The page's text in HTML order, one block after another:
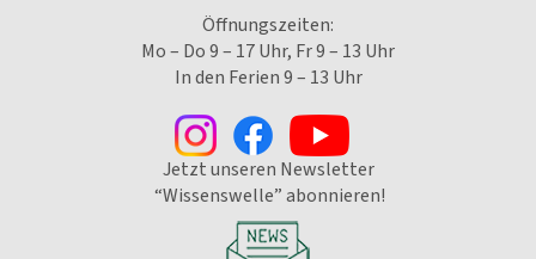
Öffnungszeiten:
Mo – Do 9 – 17 Uhr, Fr 9 – 13 Uhr
In den Ferien 9 – 13 Uhr
Jetzt unseren Newsletter
“Wissenswelle” abonnieren!